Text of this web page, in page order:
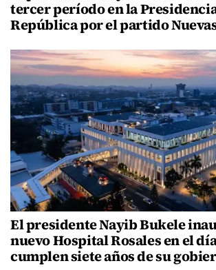
tercer período en la
República por el partido
El presidente Nayib Bukele
nuevo Hospital Rosales en el
cumplen siete años de su